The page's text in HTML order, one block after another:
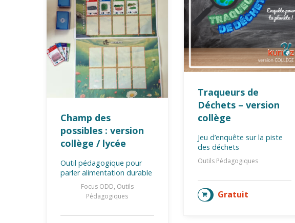
Traqueurs de
Déchets – version
collège
Jeu d’enquête sur la piste
des déchets
Outils Pédagogiques
Gratuit
AJOUTER AU PANIER
Champ des
possibles : version
collège / lycée
Outil pédagogique pour
parler alimentation durable
Focus ODD, Outils
Pédagogiques